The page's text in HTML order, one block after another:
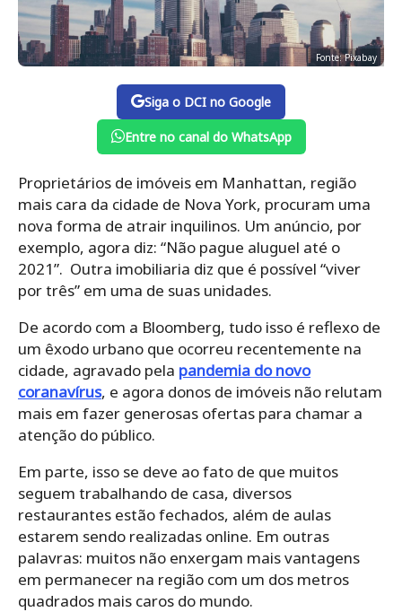
Fonte: Pixabay
Siga o DCI no Google
Entre no canal do WhatsApp
Proprietários de imóveis em Manhattan, região
mais cara da cidade de Nova York, procuram uma
nova forma de atrair inquilinos. Um anúncio, por
exemplo, agora diz: “Não pague aluguel até o
2021”. Outra imobiliaria diz que é possível “viver
por três” em uma de suas unidades.
De acordo com a Bloomberg, tudo isso é reflexo de
um êxodo urbano que ocorreu recentemente na
cidade, agravado pela pandemia do novo
coranavírus, e agora donos de imóveis não relutam
mais em fazer generosas ofertas para chamar a
atenção do público.
Em parte, isso se deve ao fato de que muitos
seguem trabalhando de casa, diversos
restaurantes estão fechados, além de aulas
estarem sendo realizadas online. Em outras
palavras: muitos não enxergam mais vantagens
em permanecer na região com um dos metros
quadrados mais caros do mundo.